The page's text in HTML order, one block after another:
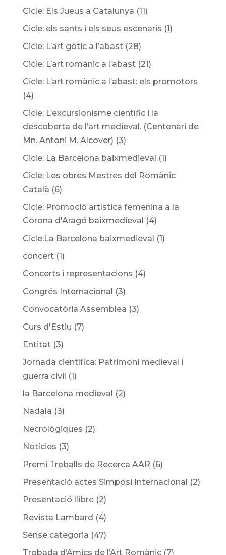
Cicle: Els Jueus a Catalunya (11)
Cicle: els sants i els seus escenaris (1)
Cicle: L’art gòtic a l’abast(28)
Cicle: L’art romànic a l’abast(21)
Cicle: L’art romànic a l’abast: els promotors
(4)
Cicle: L’excursionisme científic i la
descoberta de l’art medieval. (Centenari de
Mn. Antoni M. Alcover) (3)
Cicle: La Barcelona baixmedieval (1)
Cicle: Les obres Mestres del Romànic
Català (6)
Cicle: Promoció artística femenina a la
Corona d'Aragó baixmedieval (4)
Cicle:La Barcelona baixmedieval (1)
concert(1)
Concerts i representacions (4)
Congrés Internacional (3)
Convocatòria Assemblea (3)
Curs d'Estiu (7)
Entitat(3)
Jornada científica: Patrimoni medieval i
guerra civil (1)
la Barcelona medieval (2)
Nadala (3)
Necrològiques (2)
Notícies (3)
Premi Treballs de Recerca AAR (6)
Presentació actes Simposi Internacional (2)
Presentació llibre(2)
Revista Lambard (4)
Sense categoria (47)
Trobada d’Amics de l’Art Romànic(7)